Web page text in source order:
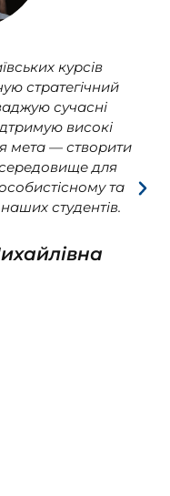
курсів
стратегічний
сучасні
високі
мета — створити
для
та
студентів.